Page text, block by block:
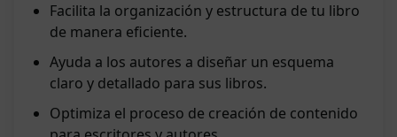
Facilita la organización y estructura de tu libro
de manera eficiente.
Ayuda a los autores a diseñar un esquema
claro y detallado para sus libros.
Optimiza el proceso de creación de contenido